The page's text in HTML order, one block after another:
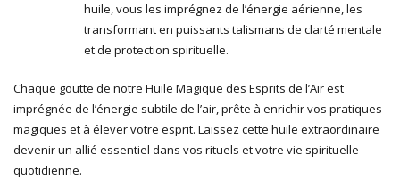
huile, vous les imprégnez de l’énergie aérienne, les
transformant en puissants talismans de clarté mentale
et de protection spirituelle.
Chaque goutte de notre Huile Magique des Esprits de l’Air est
imprégnée de l’énergie subtile de l’air, prête à enrichir vos pratiques
magiques et à élever votre esprit. Laissez cette huile extraordinaire
devenir un allié essentiel dans vos rituels et votre vie spirituelle
quotidienne.